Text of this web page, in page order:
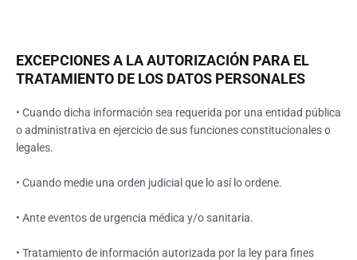
EXCEPCIONES A LA AUTORIZACIÓN PARA EL
TRATAMIENTO DE LOS DATOS PERSONALES
• Cuando dicha información sea requerida por una entidad pública
o administrativa en ejercicio de sus funciones constitucionales o
legales.
• Cuando medie una orden judicial que lo así lo ordene.
• Ante eventos de urgencia médica y/o sanitaria.
• Tratamiento de información autorizada por la ley para fines